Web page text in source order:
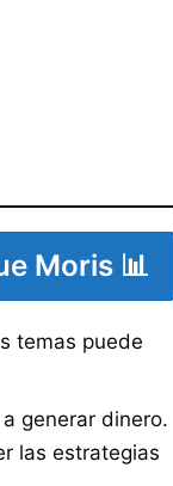
Moris 📊
temas puede
generar dinero.
las estrategias